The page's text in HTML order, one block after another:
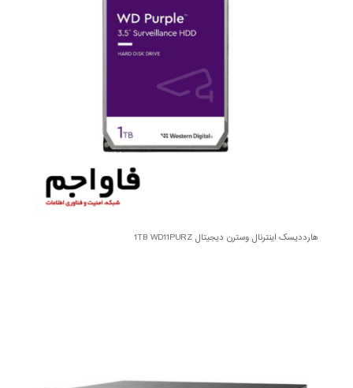
هارددیسک اینترنال وسترن دیجیتال 1TB WD11PURZ